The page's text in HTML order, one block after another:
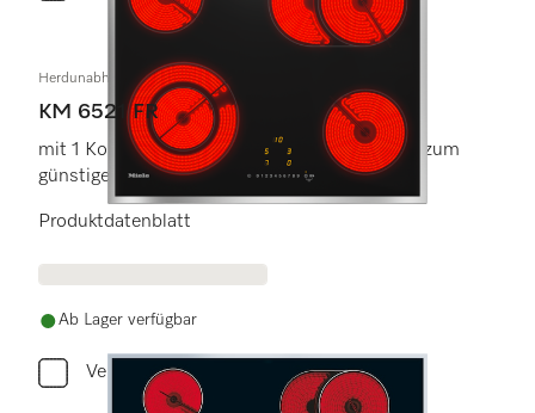
Herdunabhängiges Elektrokochfeld
KM 6521 FR
mit 1 Koch-/Bräterzone und 1 Vario-Kochzone zum
günstigen Einstiegspreis.
Produktdatenblatt
Ab Lager verfügbar
Vergleichen